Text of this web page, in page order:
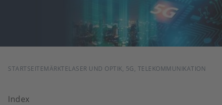
PFADNAVIGATION
STARTSEITEMÄRKTELASER UND OPTIK, 5G, TELEKOMMUNIKATION
Index